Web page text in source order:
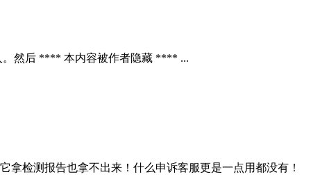
然后 **** 本内容被作者隐藏 **** ...
拿检测报告也拿不出来！什么申诉客服更是一点用都没有！